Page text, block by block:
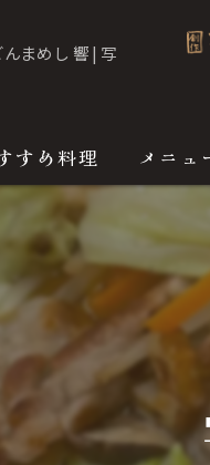
まめし 響 | 写
すめ料理 メニュ